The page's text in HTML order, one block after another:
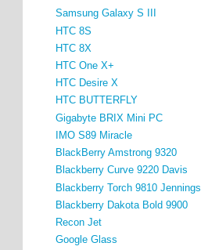
Samsung Galaxy S III
HTC 8S
HTC 8X
HTC One X+
HTC Desire X
HTC BUTTERFLY
Gigabyte BRIX Mini PC
IMO S89 Miracle
BlackBerry Amstrong 9320
Blackberry Curve 9220 Davis
Blackberry Torch 9810 Jennings
Blackberry Dakota Bold 9900
Recon Jet
Google Glass